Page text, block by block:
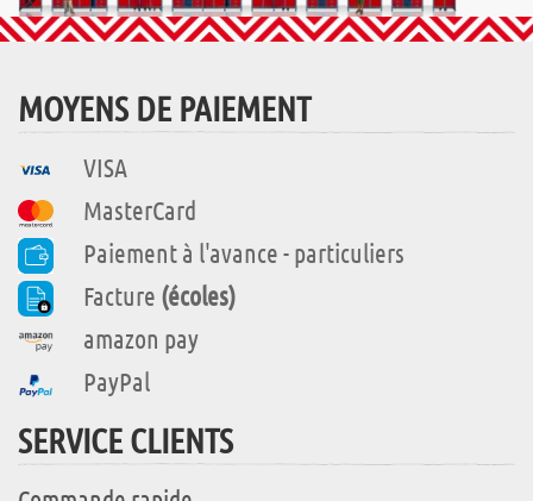
MOYENS DE PAIEMENT
VISA
MasterCard
Paiement à l'avance - particuliers
Facture (écoles)
amazon pay
PayPal
SERVICE CLIENTS